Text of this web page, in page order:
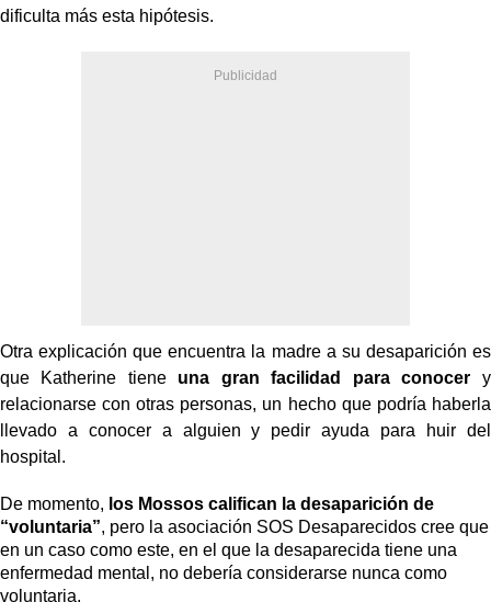
dificulta más esta hipótesis.
Otra explicación que encuentra la madre a su desaparición es
que Katherine tiene una gran facilidad para conocer y
relacionarse con otras personas, un hecho que podría haberla
llevado a conocer a alguien y pedir ayuda para huir del
hospital.
De momento, los Mossos califican la desaparición de
“voluntaria”, pero la asociación SOS Desaparecidos cree que
en un caso como este, en el que la desaparecida tiene una
enfermedad mental, no debería considerarse nunca como
voluntaria.